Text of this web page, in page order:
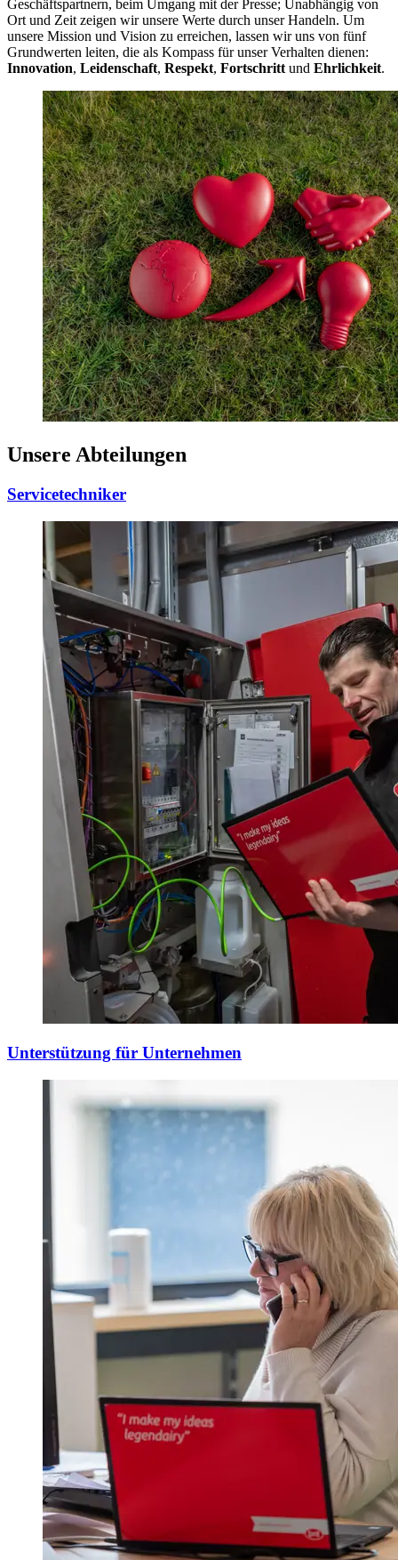
Geschäftspartnern, beim Umgang mit der Presse; Unabhängig von
Ort und Zeit zeigen wir unsere Werte durch unser Handeln. Um
unsere Mission und Vision zu erreichen, lassen wir uns von fünf
Grundwerten leiten, die als Kompass für unser Verhalten dienen:
Innovation, Leidenschaft, Respekt, Fortschritt und Ehrlichkeit.
Unsere Abteilungen
Servicetechniker
Unterstützung für Unternehmen